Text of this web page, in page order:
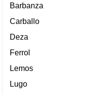
Barbanza
Carballo
Deza
Ferrol
Lemos
Lugo